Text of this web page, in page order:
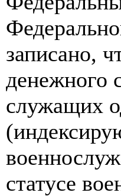
записано,
денежного
служащих
статусе